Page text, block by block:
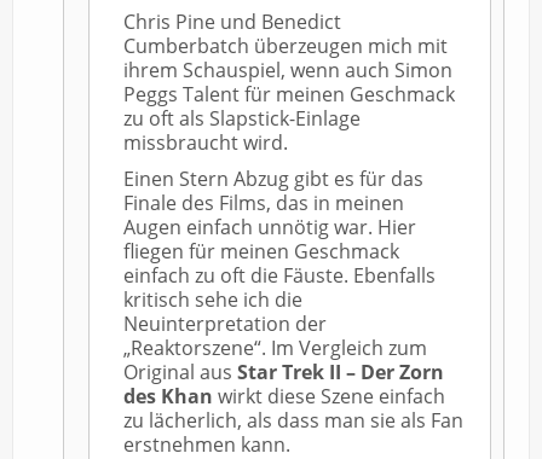
Chris Pine und Benedict
Cumberbatch überzeugen mich mit
ihrem Schauspiel, wenn auch Simon
Peggs Talent für meinen Geschmack
zu oft als Slapstick-Einlage
missbraucht wird.
Einen Stern Abzug gibt es für das
Finale des Films, das in meinen
Augen einfach unnötig war. Hier
fliegen für meinen Geschmack
einfach zu oft die Fäuste. Ebenfalls
kritisch sehe ich die
Neuinterpretation der
„Reaktorszene“. Im Vergleich zum
Original aus Star Trek II – Der Zorn
des Khan wirkt diese Szene einfach
zu lächerlich, als dass man sie als Fan
erstnehmen kann.